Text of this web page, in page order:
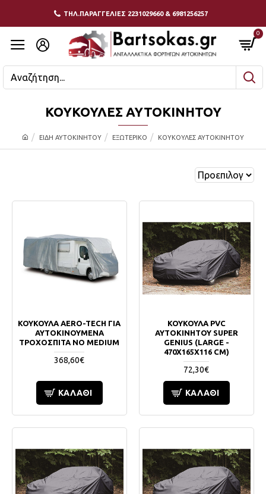
ΤΗΛ.ΠΑΡΑΓΓΕΛΙΕΣ 2231029660 & 6981256257
0
ΕΙΔΗ ΑΥΤΟΚΙΝΗΤΟΥ ΕΞΩΤΕΡΙΚΟ ΚΟΥΚΟΥΛΕΣ ΑΥΤΟΚΙΝΗΤΟΥ
ΚΟΥΚΟΥΛΕΣ ΑΥΤΟΚΙΝΗΤΟΥ
ΚΟΥΚΟΥΛΑ AERO-TECH ΓΙΑ
ΑΥΤΟΚΙΝΟΥΜΕΝΑ
ΤΡΟΧΟΣΠΙΤΑ ΝΟ MEDIUM
368,60€
ΚΑΛΆΘΙ
ΚΟΥΚΟΥΛΑ PVC
ΑΥΤΟΚΙΝΗΤΟΥ SUPER
GENIUS (LARGE -
470X165X116 CM)
72,30€
ΚΑΛΆΘΙ